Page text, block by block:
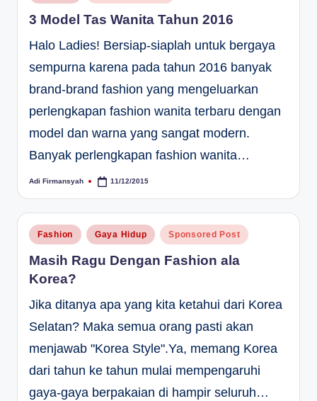
in
3 Model Tas Wanita Tahun 2016
Halo Ladies! Bersiap-siaplah untuk bergaya
sempurna karena pada tahun 2016 banyak
brand-brand fashion yang mengeluarkan
perlengkapan fashion wanita terbaru dengan
model dan warna yang sangat modern.
Banyak perlengkapan fashion wanita…
Posted
Adi Firmansyah 11/12/2015
Posted
in
Fashion Gaya Hidup Sponsored Post
Masih Ragu Dengan Fashion ala
Korea?
Jika ditanya apa yang kita ketahui dari Korea
Selatan? Maka semua orang pasti akan
menjawab "Korea Style".Ya, memang Korea
dari tahun ke tahun mulai mempengaruhi
gaya-gaya berpakaian di hampir seluruh…